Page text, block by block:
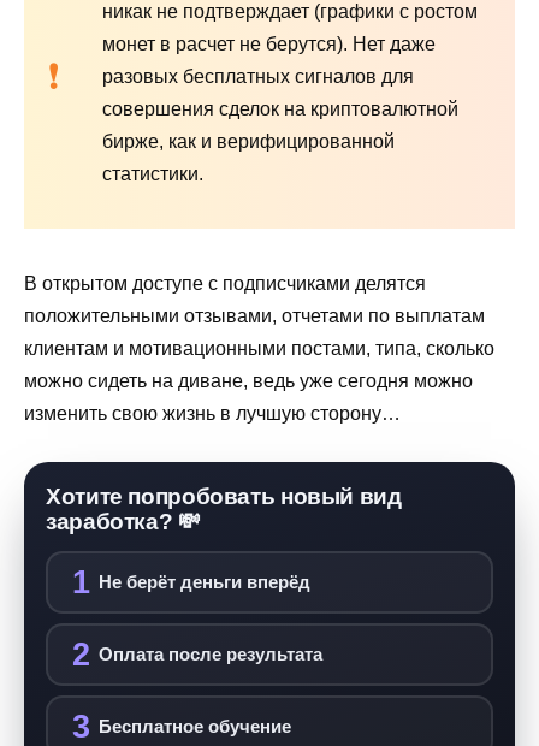
никак не подтверждает (графики с ростом
монет в расчет не берутся). Нет даже
разовых бесплатных сигналов для
совершения сделок на криптовалютной
бирже, как и верифицированной
статистики.
В открытом доступе с подписчиками делятся
положительными отзывами, отчетами по выплатам
клиентам и мотивационными постами, типа, сколько
можно сидеть на диване, ведь уже сегодня можно
изменить свою жизнь в лучшую сторону…
Хотите попробовать новый вид
заработка? 💸
1 Не берёт деньги вперёд
2 Оплата после результата
3 Бесплатное обучение